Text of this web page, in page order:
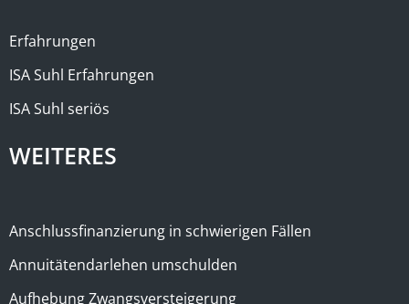
Erfahrungen
ISA Suhl Erfahrungen
ISA Suhl seriös
WEITERES
Anschlussfinanzierung in schwierigen Fällen
Annuitätendarlehen umschulden
Aufhebung Zwangsversteigerung